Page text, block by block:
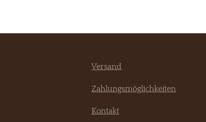
Versand
Zahlungsmöglichkeiten
Kontakt